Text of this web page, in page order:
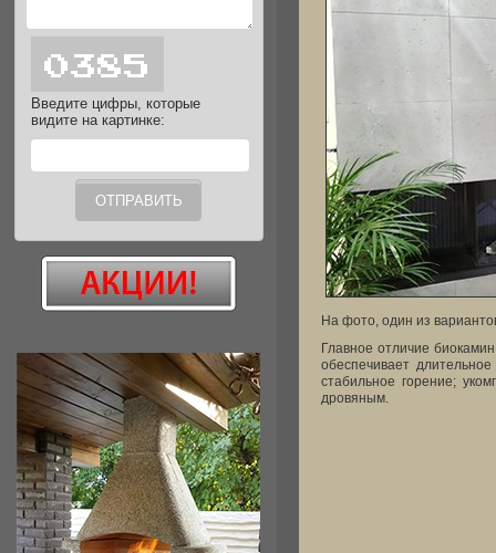
Введите цифры, которые
видите на картинке:
На фото, один из
Главное отличие
обеспечивает
стабильное горение;
дровяным.